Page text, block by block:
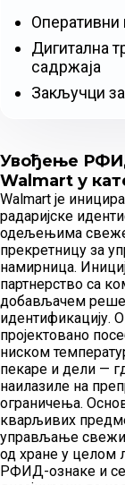
Увођење
Walmart у
Walmart је
радаријске
одељењима свеже
прекретницу за
намирница.
партнерство са
добављачем
идентификацију.
пројектовано
ниском
пекаре и дели —
наилазиле на
ограничења.
кварљивих
управљање
од хране у целом
РФИД-ознаке и
Оперативни
Дигитална
садржаја
Закључци